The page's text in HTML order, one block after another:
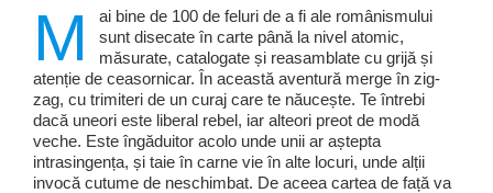
M
ai bine de 100 de feluri de a fi ale românismului
sunt disecate în carte până la nivel atomic,
măsurate, catalogate și reasamblate cu grijă și
atenție de ceasornicar. În această aventură merge în zig-
zag, cu trimiteri de un curaj care te năucește. Te întrebi
dacă uneori este liberal rebel, iar alteori preot de modă
veche. Este îngăduitor acolo unde unii ar aștepta
intrasingența, și taie în carne vie în alte locuri, unde alții
invocă cutume de neschimbat. De aceea cartea de față va